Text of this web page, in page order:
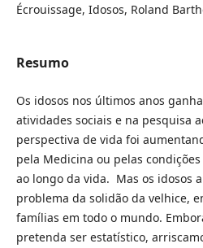
Écrouissage, Idosos, Roland
Resumo
Os idosos nos últimos anos
atividades sociais e na pesquisa
perspectiva de vida foi
pela Medicina ou pelas
ao longo da vida. Mas os idosos
problema da solidão da velhice,
famílias em todo o mundo.
pretenda ser estatístico,